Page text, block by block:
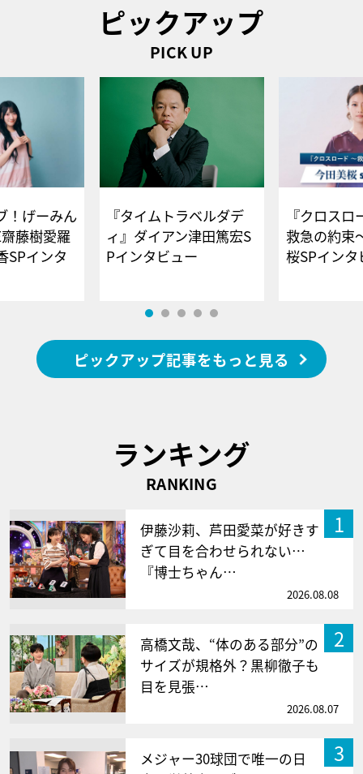
ピックアップ
PICK UP
！げーみん
藤樹愛羅
SPインタ
『タイムトラベルダデ
ィ』ダイアン津田篤宏S
Pインタビュー
『クロス
救急の約束
桜SPイ
ピックアップ記事をもっと見る
ランキング
RANKING
1
伊藤沙莉、芦田愛菜が好きす
ぎて目を合わせられない…
『博士ちゃん…
2026.08.08
2
高橋文哉、“体のある部分”の
サイズが規格外？黒柳徹子も
目を見張…
2026.08.07
3
メジャー30球団で唯一の日